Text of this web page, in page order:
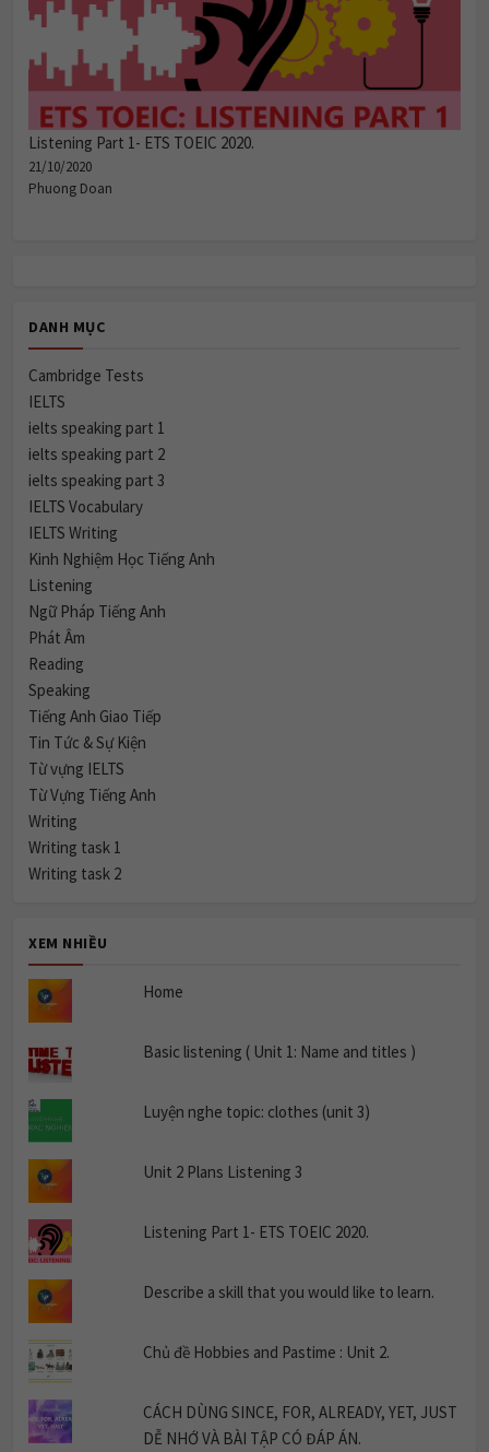
Listening Part 1- ETS TOEIC 2020.
21/10/2020
Phuong Doan
DANH MỤC
Cambridge Tests
IELTS
ielts speaking part 1
ielts speaking part 2
ielts speaking part 3
IELTS Vocabulary
IELTS Writing
Kinh Nghiệm Học Tiếng Anh
Listening
Ngữ Pháp Tiếng Anh
Phát Âm
Reading
Speaking
Tiếng Anh Giao Tiếp
Tin Tức & Sự Kiện
Từ vựng IELTS
Từ Vựng Tiếng Anh
Writing
Writing task 1
Writing task 2
XEM NHIỀU
Home
Basic listening ( Unit 1: Name and titles )
Luyện nghe topic: clothes (unit 3)
Unit 2 Plans Listening 3
Listening Part 1- ETS TOEIC 2020.
Describe a skill that you would like to learn.
Chủ đề Hobbies and Pastime : Unit 2.
CÁCH DÙNG SINCE, FOR, ALREADY, YET, JUST
DỄ NHỚ VÀ BÀI TẬP CÓ ĐÁP ÁN.